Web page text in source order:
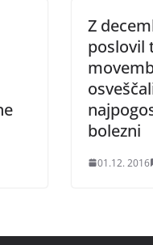
Z
poslovil
bolezni
01.12. 2016